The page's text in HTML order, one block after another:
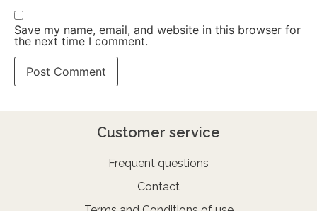
Save my name, email, and website in this browser for
the next time I comment.
Customer service
Frequent questions
Contact